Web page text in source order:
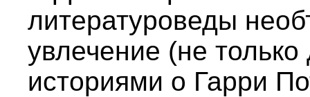
литературоведы
увлечение (не
историями о Гарри